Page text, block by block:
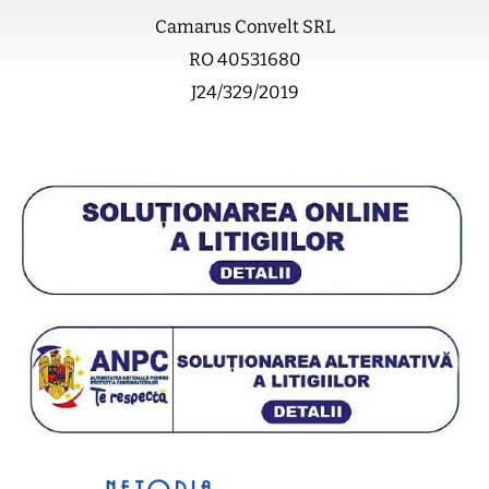
Camarus Convelt SRL
RO 40531680
J24/329/2019